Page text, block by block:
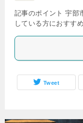
記事のポイント 宇部
している方におすす
Tweet